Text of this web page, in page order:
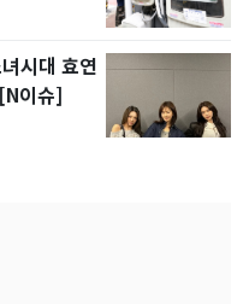
시대 효연
이슈]